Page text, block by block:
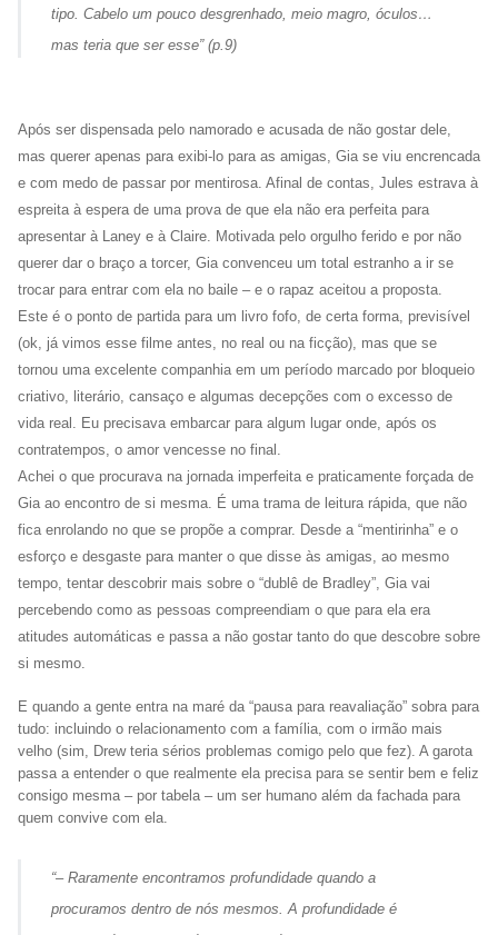
tipo. Cabelo um pouco desgrenhado, meio magro, óculos…
mas teria que ser esse” (p.9)
Após ser dispensada pelo namorado e acusada de não gostar dele,
mas querer apenas para exibi-lo para as amigas, Gia se viu encrencada
e com medo de passar por mentirosa. Afinal de contas, Jules estrava à
espreita à espera de uma prova de que ela não era perfeita para
apresentar à Laney e à Claire. Motivada pelo orgulho ferido e por não
querer dar o braço a torcer, Gia convenceu um total estranho a ir se
trocar para entrar com ela no baile – e o rapaz aceitou a proposta.
Este é o ponto de partida para um livro fofo, de certa forma, previsível
(ok, já vimos esse filme antes, no real ou na ficção), mas que se
tornou uma excelente companhia em um período marcado por bloqueio
criativo, literário, cansaço e algumas decepções com o excesso de
vida real. Eu precisava embarcar para algum lugar onde, após os
contratempos, o amor vencesse no final.
Achei o que procurava na jornada imperfeita e praticamente forçada de
Gia ao encontro de si mesma. É uma trama de leitura rápida, que não
fica enrolando no que se propõe a comprar. Desde a “mentirinha” e o
esforço e desgaste para manter o que disse às amigas, ao mesmo
tempo, tentar descobrir mais sobre o “dublê de Bradley”, Gia vai
percebendo como as pessoas compreendiam o que para ela era
atitudes automáticas e passa a não gostar tanto do que descobre sobre
si mesmo.
E quando a gente entra na maré da “pausa para reavaliação” sobra para
tudo: incluindo o relacionamento com a família, com o irmão mais
velho (sim, Drew teria sérios problemas comigo pelo que fez). A garota
passa a entender o que realmente ela precisa para se sentir bem e feliz
consigo mesma – por tabela – um ser humano além da fachada para
quem convive com ela.
“– Raramente encontramos profundidade quando a
procuramos dentro de nós mesmos. A profundidade é